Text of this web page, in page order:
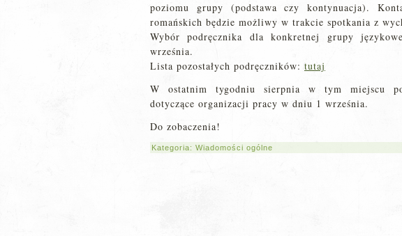
poziomu grupy (podstawa czy kontynuacja).
romańskich będzie możliwy w trakcie spotkania z
Wybór podręcznika dla konkretnej grupy
września.
Lista pozostałych podręczników: tutaj
W ostatnim tygodniu sierpnia w tym miejscu
dotyczące organizacji pracy w dniu 1 września.
Do zobaczenia!
Kategoria: Wiadomości ogólne